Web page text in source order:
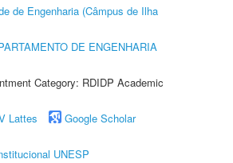
de Engenharia (Câmpus de Ilha
DE ENGENHARIA
Category: RDIDP Academic
Lattes
Google Scholar
UNESP